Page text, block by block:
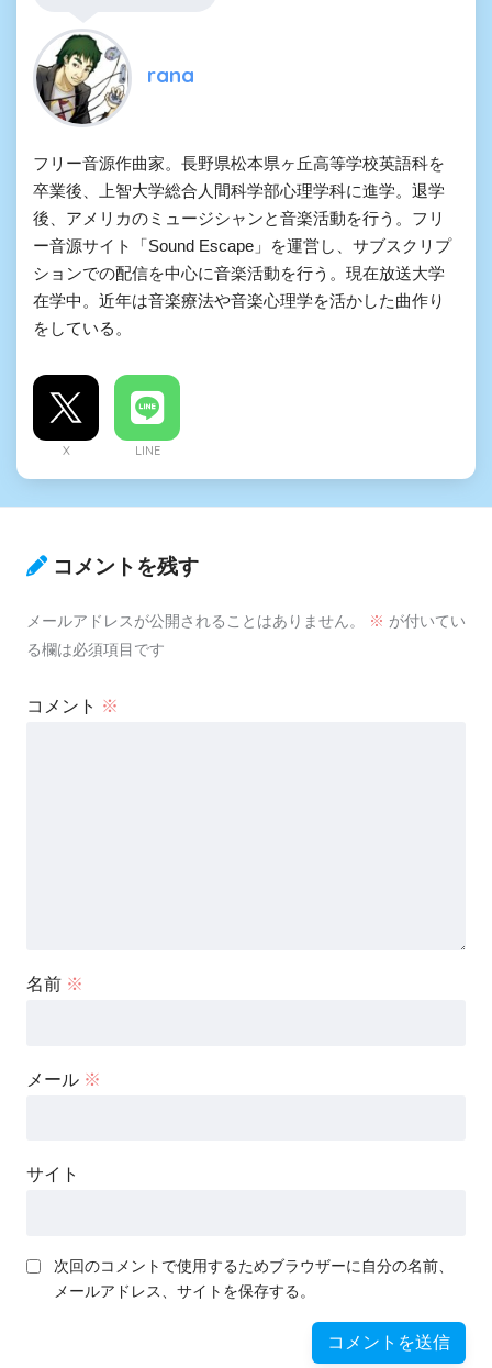
rana
フリー音源作曲家。長野県松本県ヶ丘高等学校英語科を
卒業後、上智大学総合人間科学部心理学科に進学。退学
後、アメリカのミュージシャンと音楽活動を行う。フリ
ー音源サイト「Sound Escape」を運営し、サブスクリプ
ションでの配信を中心に音楽活動を行う。現在放送大学
在学中。近年は音楽療法や音楽心理学を活かした曲作り
をしている。
X LINE
コメントを残す
メールアドレスが公開されることはありません。 ※ が付いてい
る欄は必須項目です
コメント ※
名前 ※
メール ※
サイト
次回のコメントで使用するためブラウザーに自分の名前、
メールアドレス、サイトを保存する。